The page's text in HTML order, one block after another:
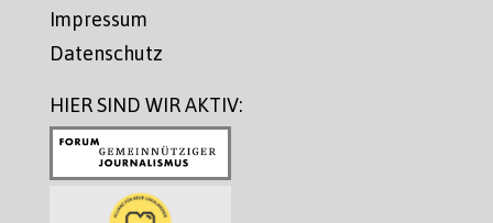
Impressum
Datenschutz
HIER SIND WIR AKTIV: